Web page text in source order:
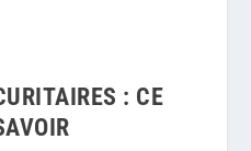
: CE